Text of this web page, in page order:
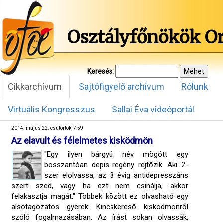
Osztályfőnökök
Keresés:
Cikkarchívum Sajtófigyelő archívum Rólunk
Virtuális Kongresszus Sallai Éva videóportál
2014. május 22. csütörtök, 7:59
Az elavult és félelmetes kisködmön
"Egy ilyen bárgyú név mögött egy
bosszantóan depis regény rejtőzik. Aki 2-
szer elolvassa, az 8 évig antidepresszáns
szert szed, vagy ha ezt nem csinálja, akkor
felakasztja magát." Többek között ez olvasható egy
alsótagozatos gyerek Kincskereső kisködmönről
szóló fogalmazásában. Az írást sokan olvassák,